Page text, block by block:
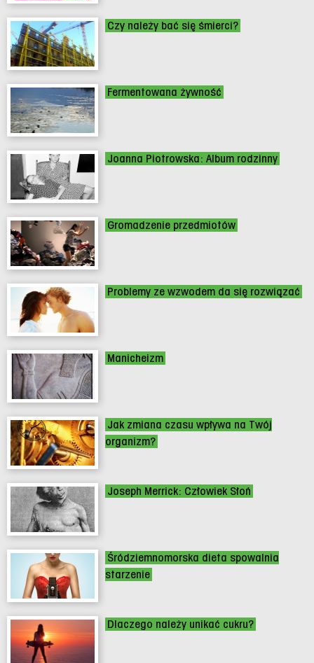
Czy należy bać się śmierci?
Fermentowana żywność
Joanna Piotrowska: Album rodzinny
Gromadzenie przedmiotów
Problemy ze wzwodem da się rozwiązać
Manicheizm
Jak zmiana czasu wpływa na Twój
organizm?
Joseph Merrick: Człowiek Słoń
Śródziemnomorska dieta spowalnia
starzenie
Dlaczego należy unikać cukru?